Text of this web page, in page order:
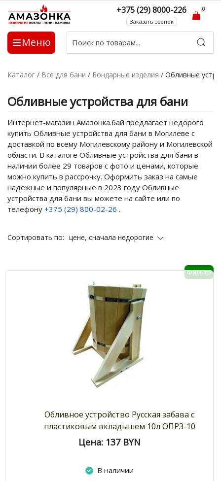
Меню
+375 (29) 8000-226
Заказать звонок
0
Каталог / Все для бани / Бондарные изделия / Обливные
Обливные устройства для бани
Интернет-магазин Амазонка.бай предлагает недорого
купить Обливные устройства для бани в Могилеве с
доставкой по всему Могилевскому району и Могилевской
области. В каталоге Обливные устройства для бани в
наличии более 29 товаров с фото и ценами, которые
можно купить в рассрочку. Оформить заказ на самые
надежные и популярные в 2023 году Обливные
устройства для бани вы можете на сайте или по
телефону +375 (29) 800-02-26 .
Сортировать по: цене, сначала недорогие
Фильтр
Обливное устройство Русская забава с
пластиковым вкладышем 10л ОПРЗ-10
Цена: 137 BYN
В наличии